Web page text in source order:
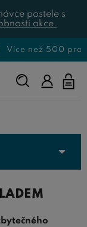
postele s
akce.
Napište,
co